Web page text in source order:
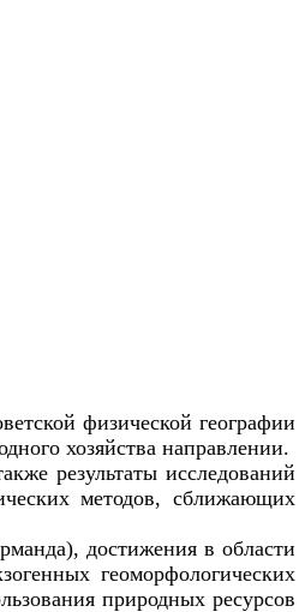
физической географии
хозяйства направлении.
результаты исследований
методов, сближающих
достижения в области
геоморфологических
природных ресурсов